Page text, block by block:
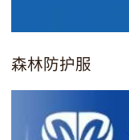
森林防护服